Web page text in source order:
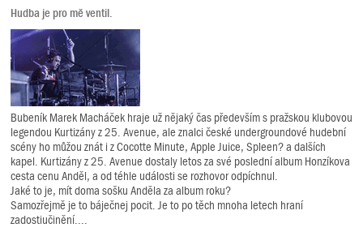
Hudba je pro mě ventil.
Bubeník Marek Macháček hraje už nějaký čas především s pražskou klubovou
legendou Kurtizány z 25. Avenue, ale znalci české undergroundové hudební
scény ho můžou znát i z Cocotte Minute, Apple Juice, Spleen? a dalších
kapel. Kurtizány z 25. Avenue dostaly letos za své poslední album Honzíkova
cesta cenu Anděl, a od téhle události se rozhovor odpíchnul.
Jaké to je, mít doma sošku Anděla za album roku?
Samozřejmě je to báječnej pocit. Je to po těch mnoha letech hraní
zadostiučinění....